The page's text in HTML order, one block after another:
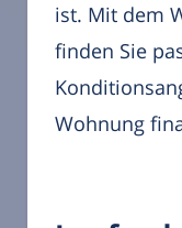
ist. Mit dem
finden Sie
Wohnung